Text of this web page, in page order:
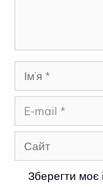
Ім’я
mail
Сайт
Зберегти моє